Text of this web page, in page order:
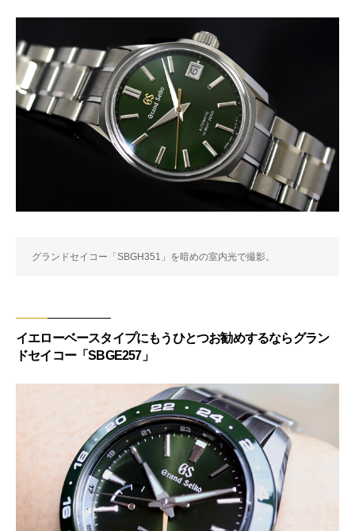
グランドセイコー「SBGH351」を暗めの室内光で撮影。
イエローベースタイプにもうひとつお勧めするならグラン
ドセイコー「SBGE257」